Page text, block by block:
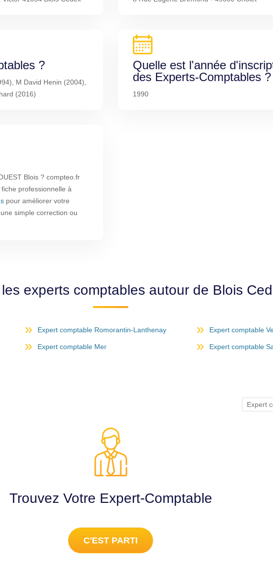
?
M David Henin (2004),
(2016)
Quelle est l'année
des Experts-Comptables ?
1990
Blois ? compteo.fr
professionnelle à
pour améliorer votre
simple correction ou
experts comptables autour de Blois
Expert comptable Romorantin-Lanthenay Expert comptable
Expert comptable Mer Expert comptable
Expert
Trouvez Votre Expert-Comptable
C'EST PARTI